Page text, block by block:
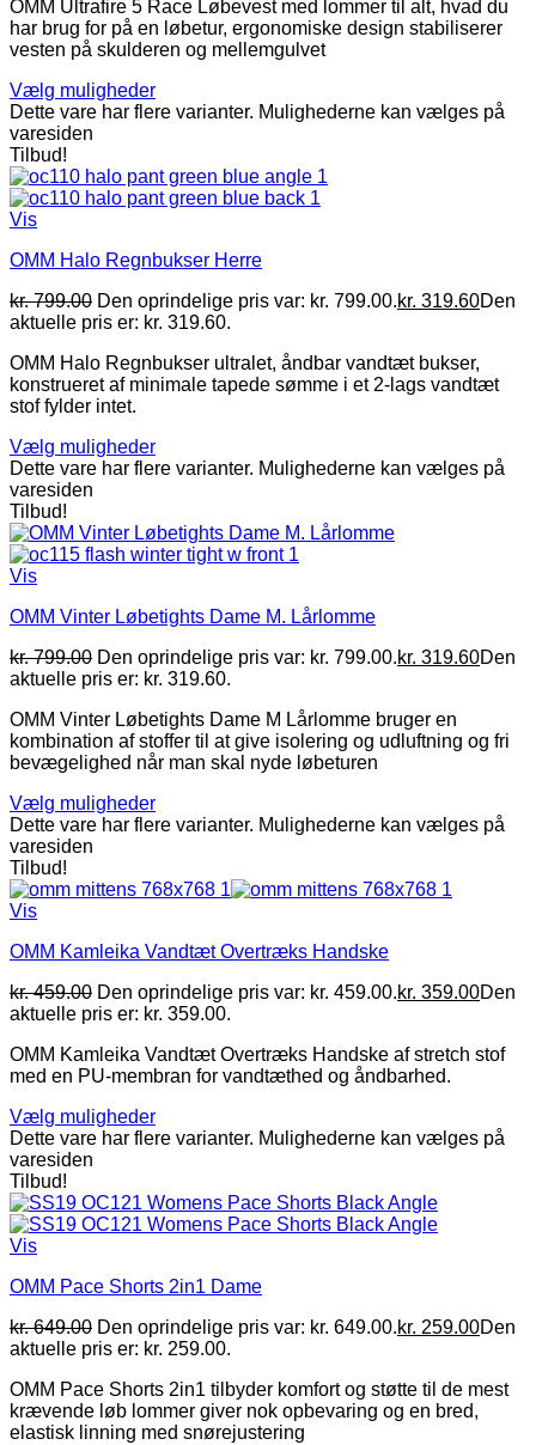
OMM Ultrafire 5 Race Løbevest med lommer til alt, hvad du
har brug for på en løbetur, ergonomiske design stabiliserer
vesten på skulderen og mellemgulvet
Vælg muligheder
Dette vare har flere varianter. Mulighederne kan vælges på
varesiden
Tilbud!
Vis
OMM Halo Regnbukser Herre
kr.799.00 Den oprindelige pris var: kr. 799.00.kr. 319.60Den
aktuelle pris er: kr. 319.60.
OMM Halo Regnbukser ultralet, åndbar vandtæt bukser,
konstrueret af minimale tapede sømme i et 2-lags vandtæt
stof fylder intet.
Vælg muligheder
Dette vare har flere varianter. Mulighederne kan vælges på
varesiden
Tilbud!
Vis
OMM Vinter Løbetights Dame M. Lårlomme
kr.799.00 Den oprindelige pris var: kr. 799.00.kr. 319.60Den
aktuelle pris er: kr. 319.60.
OMM Vinter Løbetights Dame M Lårlomme bruger en
kombination af stoffer til at give isolering og udluftning og fri
bevægelighed når man skal nyde løbeturen
Vælg muligheder
Dette vare har flere varianter. Mulighederne kan vælges på
varesiden
Tilbud!
Vis
OMM Kamleika Vandtæt Overtræks Handske
kr.459.00 Den oprindelige pris var: kr. 459.00.kr. 359.00Den
aktuelle pris er: kr. 359.00.
OMM Kamleika Vandtæt Overtræks Handske af stretch stof
med en PU-membran for vandtæthed og åndbarhed.
Vælg muligheder
Dette vare har flere varianter. Mulighederne kan vælges på
varesiden
Tilbud!
Vis
OMM Pace Shorts 2in1 Dame
kr.649.00 Den oprindelige pris var: kr. 649.00.kr. 259.00Den
aktuelle pris er: kr. 259.00.
OMM Pace Shorts 2in1 tilbyder komfort og støtte til de mest
krævende løb lommer giver nok opbevaring og en bred,
elastisk linning med snørejustering